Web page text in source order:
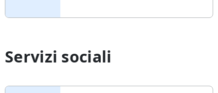
Servizi sociali